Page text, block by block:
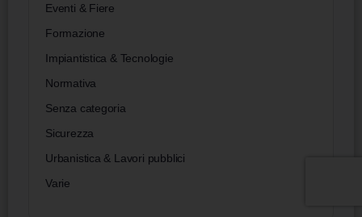
Eventi & Fiere
Formazione
Impiantistica & Tecnologie
Normativa
Senza categoria
Sicurezza
Urbanistica & Lavori pubblici
Varie